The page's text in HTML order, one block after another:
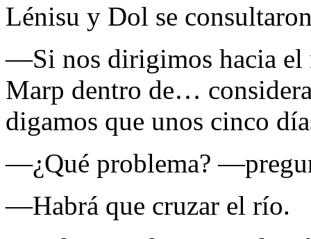
Lénisu y Dol se
—Si nos dirigimos hacia el
Marp dentro de…
digamos que unos cinco
—¿Qué problema?
—Habrá que cruzar el río.